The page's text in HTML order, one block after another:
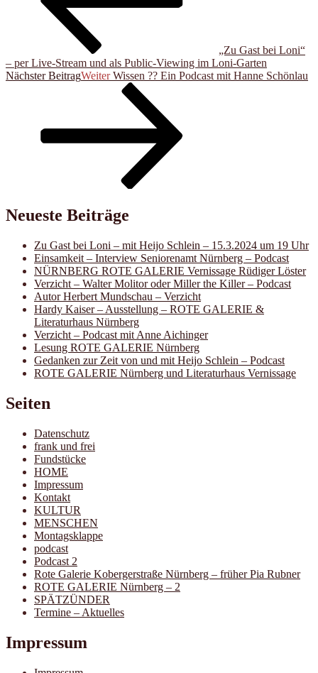
„Zu Gast bei Loni“
– per Live-Stream und als Public-Viewing im Loni-Garten
Nächster BeitragWeiter Wissen ?? Ein Podcast mit Hanne Schönlau
Neueste Beiträge
Zu Gast bei Loni – mit Heijo Schlein – 15.3.2024 um 19 Uhr
Einsamkeit – Interview Seniorenamt Nürnberg – Podcast
NÜRNBERG ROTE GALERIE Vernissage Rüdiger Löster
Verzicht – Walter Molitor oder Miller the Killer – Podcast
Autor Herbert Mundschau – Verzicht
Hardy Kaiser – Ausstellung – ROTE GALERIE &
Literaturhaus Nürnberg
Verzicht – Podcast mit Anne Aichinger
Lesung ROTE GALERIE Nürnberg
Gedanken zur Zeit von und mit Heijo Schlein – Podcast
ROTE GALERIE Nürnberg und Literaturhaus Vernissage
Seiten
Datenschutz
frank und frei
Fundstücke
HOME
Impressum
Kontakt
KULTUR
MENSCHEN
Montagsklappe
podcast
Podcast 2
Rote Galerie Kobergerstraße Nürnberg – früher Pia Rubner
ROTE GALERIE Nürnberg – 2
SPÄTZÜNDER
Termine – Aktuelles
Impressum